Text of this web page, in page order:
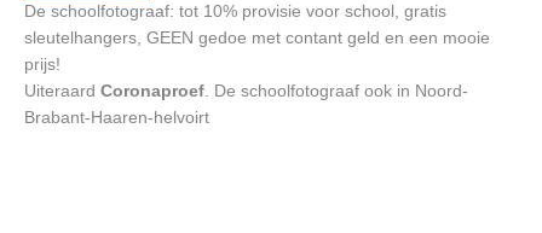
De schoolfotograaf: tot 10% provisie voor school, gratis
sleutelhangers, GEEN gedoe met contant geld en een mooie
prijs!
Uiteraard Coronaproef . De schoolfotograaf ook in Noord-
Brabant-Haaren-helvoirt